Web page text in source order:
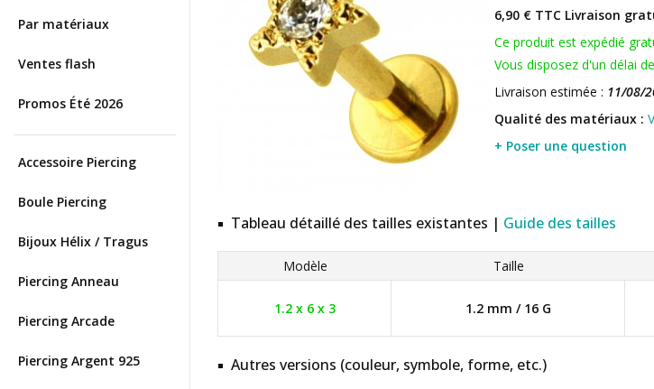
Par matériaux
Ventes flash
Promos Été 2026
Accessoire Piercing
Boule Piercing
Bijoux Hélix / Tragus
Piercing Anneau
Piercing Arcade
Piercing Argent 925
6,90 € TTC Livraison
Ce produit est expédié
Vous disposez d'un délai
Livraison estimée : 11/08/
Qualité des matériaux :
+ Poser une question
Tableau détaillé des tailles existantes | Guide des tailles
Modèle Taille
1.2 x 6 x 3 1.2 mm / 16 G
Autres versions (couleur, symbole, forme, etc.)